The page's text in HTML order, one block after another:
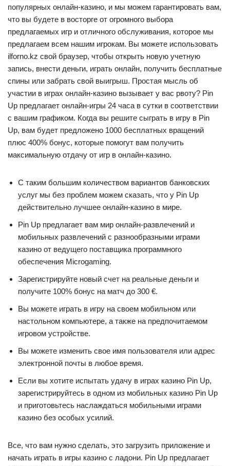
популярных онлайн-казино, и мы можем гарантировать вам,
что вы будете в восторге от огромного выбора
предлагаемых игр и отличного обслуживания, которое мы
предлагаем всем нашим игрокам. Вы можете использовать
ilforno.kz свой браузер, чтобы открыть новую учетную
запись, внести деньги, играть онлайн, получить бесплатные
спины или забрать свой выигрыш. Простая мысль об
участии в играх онлайн-казино вызывает у вас рвоту? Pin
Up предлагает онлайн-игры 24 часа в сутки в соответствии
с вашим графиком. Когда вы решите сыграть в игру в Pin
Up, вам будет предложено 1000 бесплатных вращений
плюс 400% бонус, которые помогут вам получить
максимальную отдачу от игр в онлайн-казино.
С таким большим количеством вариантов банковских
услуг мы без проблем можем сказать, что у Pin Up
действительно лучшее онлайн-казино в мире.
Pin Up предлагает вам мир онлайн-развлечений и
мобильных развлечений с разнообразными играми
казино от ведущего поставщика программного
обеспечения Microgaming.
Зарегистрируйте новый счет на реальные деньги и
получите 100% бонус на матч до 300 €.
Вы можете играть в игру на своем мобильном или
настольном компьютере, а также на предпочитаемом
игровом устройстве.
Вы можете изменить свое имя пользователя или адрес
электронной почты в любое время.
Если вы хотите испытать удачу в играх казино Pin Up,
зарегистрируйтесь в одном из мобильных казино Pin Up
и приготовьтесь наслаждаться мобильными играми
казино без особых усилий.
Все, что вам нужно сделать, это загрузить приложение и
начать играть в игры казино с ладони. Pin Up предлагает